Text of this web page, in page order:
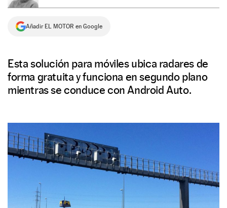
Añadir EL MOTOR en Google
Esta solución para móviles ubica radares de
forma gratuita y funciona en segundo plano
mientras se conduce con Android Auto.